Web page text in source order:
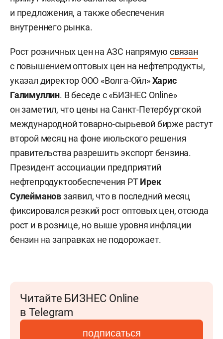
и предложения, а также обеспечения
внутреннего рынка.
Рост розничных цен на АЗС напрямую связан
с повышением оптовых цен на нефтепродукты,
указал директор ООО «Волга-Ойл»Харис
Галимуллин. В беседе с «БИЗНЕС Online»
он заметил, что цены на Санкт-Петербургской
международной товарно-сырьевой бирже растут
второй месяц на фоне июльского решения
правительства разрешить экспорт бензина.
Президент ассоциации предприятий
нефтепродуктообеспечения РТИрек
Сулеймановзаявил, что в последний месяц
фиксировался резкий рост оптовых цен, отсюда
рост и в рознице, но выше уровня инфляции
бензин на заправках не подорожает.
Читайте БИЗНЕС Online
в Telegram
подписаться